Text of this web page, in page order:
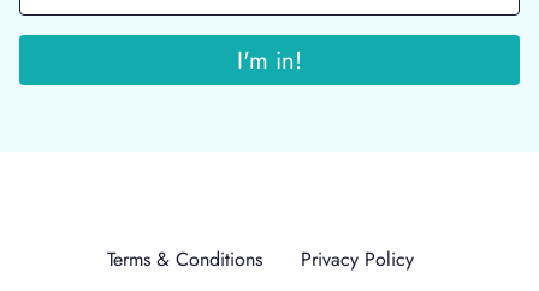
Terms & Conditions
Privacy Policy